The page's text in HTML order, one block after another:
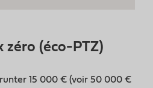
zéro (éco-PTZ)
15 000 € (voir 50 000 €